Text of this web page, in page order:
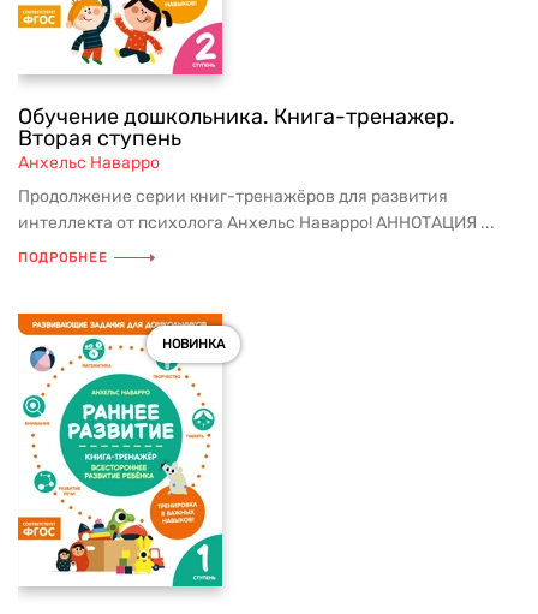
Обучение дошкольника. Книга-тренажер.
Вторая ступень
Анхельс Наварро
Продолжение серии книг-тренажёров для развития
интеллекта от психолога Анхельс Наварро! АННОТАЦИЯ ...
ПОДРОБНЕЕ
НОВИНКА